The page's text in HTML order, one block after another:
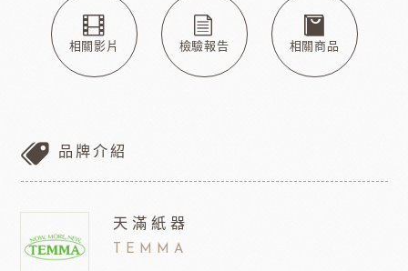
相關影片 檢驗報告 相關商品
品牌介紹
天滿紙器
TEMMA